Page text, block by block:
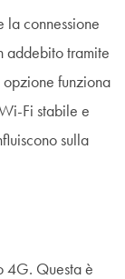
la connessione
addebito tramite
funziona
Fi stabile e
sulla
4G. Questa è